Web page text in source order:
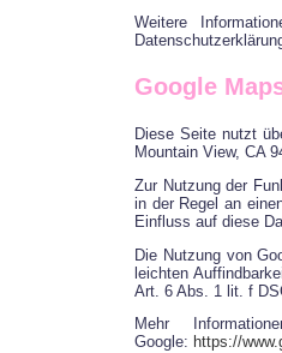
Weitere
Google
Diese Seite nutzt
Mountain View, CA
Zur Nutzung der
in der Regel an
Einfluss auf diese
Die Nutzung von
leichten
Art. 6 Abs. 1 lit. f
Mehr
Google: https://